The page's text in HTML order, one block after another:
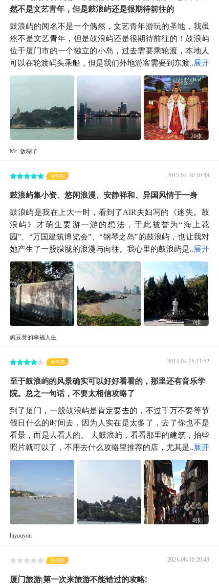
然不是文艺青年，但是鼓浪屿还是很期待前往的
鼓浪屿的闻名不是一个偶然，文艺青年游玩的圣地，我虽
然不是文艺青年，但是鼓浪屿还是很期待前往的！鼓浪屿
位于厦门市的一个独立的小岛，过去需要乘轮渡，本地人
可以在轮渡码头乘船，但是我们外地游客需要到东渡...展开
20张
Mr_饭糊了
2015-04-30 10:49
金骆驼
鼓浪屿集小资、悠闲浪漫、安静祥和、异国风情于一身
鼓浪屿是我在上大一时，看到了AIR夫妇写的《迷失。鼓
浪屿》才萌生要游一游的想法，于此被誉为“海上花
园”、“万国建筑博览会”、“钢琴之岛”的鼓浪屿，也让我对
她产生了一股朦胧的浪漫与向往。我心里的鼓浪屿是...展开
7张
豌豆荚的幸福人生
2014-04-25 11:52
金骆驼
至于鼓浪屿的风景确实可以好好看看的，那里还有音乐学
院。总之一句话，不要太相信攻略了
到了厦门，一般鼓浪屿是肯定要去的，不过千万不要等节
假日什么的时间去，因为人实在是太多了，去了你也不是
看景，而是去看人的。 去鼓浪屿，看看那里的建筑，拍些
照片就可以了，不用去什么攻略里推荐的店，尤其是...展开
4张
hiyouyou
2021-08-10 20:43
金骆驼
厦门旅游|第一次来旅游不能错过的攻略!